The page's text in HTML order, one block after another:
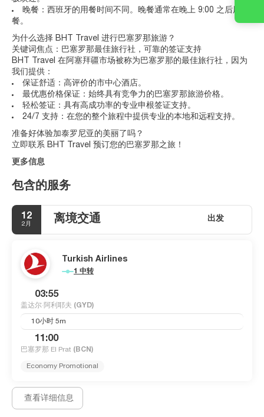
晚餐：西班牙的用餐时间不同。晚餐通常在晚上 9:00 之后用
餐。
为什么选择 BHT Travel 进行巴塞罗那旅游？
关键词焦点：巴塞罗那最佳旅行社，可靠的签证支持
BHT Travel 在阿塞拜疆市场被称为巴塞罗那的最佳旅行社，因为
我们提供：
保证舒适：高评价的市中心酒店。
最优惠价格保证：始终具有竞争力的巴塞罗那旅游价格。
轻松签证：具有高成功率的专业申根签证支持。
24/7 支持：在您的整个旅程中提供专业的本地和远程支持。
准备好体验加泰罗尼亚的美丽了吗？
立即联系 BHT Travel 预订您的巴塞罗那之旅！
更多信息
包含的服务
12
2月 离境交通 出发
Turkish Airlines
1 中转
03:55
盖达尔·阿利耶夫 (GYD)
10小时 5m
11:00
巴塞罗那 El Prat (BCN)
Economy Promotional
查看详细信息